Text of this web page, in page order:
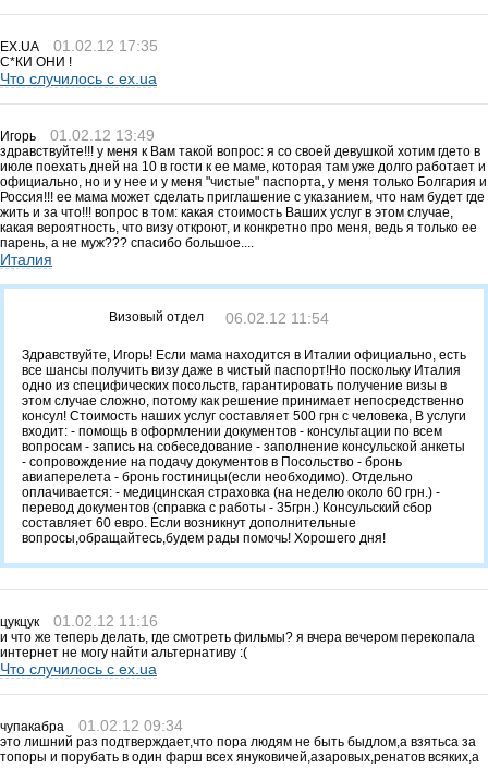
EX.UA 01.02.12 17:35
С*КИ ОНИ !
Что случилось с ex.ua
Игорь 01.02.12 13:49
здравствуйте!!! у меня к Вам такой вопрос: я со своей девушкой хотим гдето в
июле поехать дней на 10 в гости к ее маме, которая там уже долго работает и
официально, но и у нее и у меня "чистые" паспорта, у меня только Болгария и
Россия!!! ее мама может сделать приглашение с указанием, что нам будет где
жить и за что!!! вопрос в том: какая стоимость Ваших услуг в этом случае,
какая вероятность, что визу откроют, и конкретно про меня, ведь я только ее
парень, а не муж??? спасибо большое....
Италия
Визовый отдел 06.02.12 11:54
Здравствуйте, Игорь! Если мама находится в Италии официально, есть
все шансы получить визу даже в чистый паспорт!Но поскольку Италия
одно из специфических посольств, гарантировать получение визы в
этом случае сложно, потому как решение принимает непосредственно
консул! Стоимость наших услуг составляет 500 грн с человека, В услуги
входит: - помощь в оформлении документов - консультации по всем
вопросам - запись на собеседование - заполнение консульской анкеты
- сопровождение на подачу документов в Посольство - бронь
авиаперелета - бронь гостиницы(если необходимо). Отдельно
оплачивается: - медицинская страховка (на неделю около 60 грн.) -
перевод документов (справка с работы - 35грн.) Консульский сбор
составляет 60 евро. Если возникнут дополнительные
вопросы,обращайтесь,будем рады помочь! Хорошего дня!
цукцук 01.02.12 11:16
и что же теперь делать, где смотреть фильмы? я вчера вечером перекопала
интернет не могу найти альтернативу :(
Что случилось с ex.ua
чупакабра 01.02.12 09:34
это лишний раз подтверждает,что пора людям не быть быдлом,а взятьса за
топоры и порубать в один фарш всех януковичей,азаровых,ренатов всяких,а